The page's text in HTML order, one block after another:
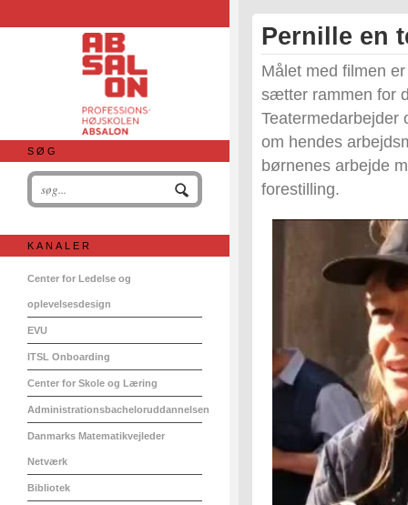
SØG
KANALER
Center for Ledelse og
oplevelsesdesign
EVU
ITSL Onboarding
Center for Skole og Læring
Administrationsbacheloruddannelsen
Danmarks Matematikvejleder
Netværk
Bibliotek
Pernille en
Målet med filmen
sætter rammen for
Teatermedarbejder
om hendes
børnenes arbejde
forestilling.